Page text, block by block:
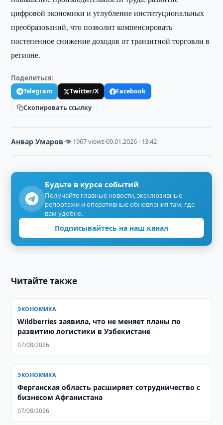
цифровой экономики и углубление институциональных
преобразований, что позволит компенсировать
постепенное снижение доходов от транзитной торговли в
регионе.
Поделиться:
Telegram Twitter/X
Facebook
Скопировать ссылку
Анвар Умаров·👁 1967 views·09.01.2026 · 13:42
Будьте в курсе событий
Получайте главные новости, эксклюзивные
репортажи и оперативные обновления там, где
вам удобно.
Подписывайтесь на наш канал
Читайте также
ЭКОНОМИКА
Wildberries заявила, что не меняет планы по
развитию логистики в Узбекистане
07/08/2026
ЭКОНОМИКА
Ферганская область расширяет сотрудничество с
бизнесом Афганистана
07/08/2026